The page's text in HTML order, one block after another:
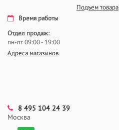
Подъем товара
Время работы
Отдел продаж:
пн-пт 09:00 - 19:00
Адреса магазинов
8 495 104 24 39
Москва